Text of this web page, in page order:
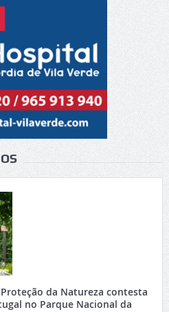
da Natureza contesta
no Parque Nacional da